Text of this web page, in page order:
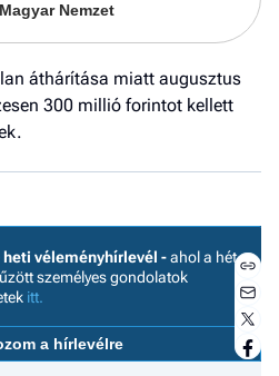
Nemzet
áthárítása miatt augusztus
300 millió forintot kellett
heti véleményhírlevél -ahol a hét
személyes gondolatok
itt.
a hírlevélre